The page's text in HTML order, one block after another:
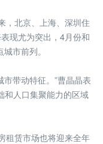
北京、上海、深圳住
现尤为突出，4月份和
市前列。
带动特征。”曹晶晶表
和人口集聚能力的区域
赁市场也将迎来全年